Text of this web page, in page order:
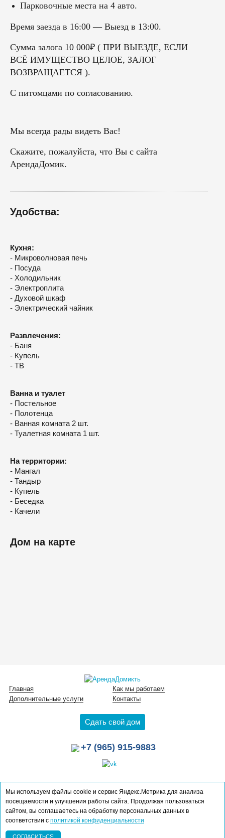
Парковочные места на 4 авто.
Время заезда в 16:00 — Выезд в 13:00.
Сумма залога 10 000₽ ( ПРИ ВЫЕЗДЕ, ЕСЛИ
ВСЁ ИМУЩЕСТВО ЦЕЛОЕ, ЗАЛОГ
ВОЗВРАЩАЕТСЯ ).
С питомцами по согласованию.
Мы всегда рады видеть Вас!
Скажите, пожалуйста, что Вы с сайта
АрендаДомик.
Удобства:
Кухня:
- Микроволновая печь
- Посуда
- Холодильник
- Электроплита
- Духовой шкаф
- Электрический чайник
Развлечения:
- Баня
- Купель
- ТВ
Ванна и туалет
- Постельное
- Полотенца
- Ванная комната 2 шт.
- Туалетная комната 1 шт.
На территории:
- Мангал
- Тандыр
- Купель
- Беседка
- Качели
Дом на карте
Главная
Как мы работаем
Дополнительные услуги
Контакты
Сдать свой дом
+7 (965) 915-9883
Мы используем файлы cookie и сервис Яндекс.Метрика для анализа
посещаемости и улучшения работы сайта. Продолжая пользоваться
сайтом, вы соглашаетесь на обработку персональных данных в
соответствии с политикой конфиденциальности
СОГЛАСИТЬСЯTelegram